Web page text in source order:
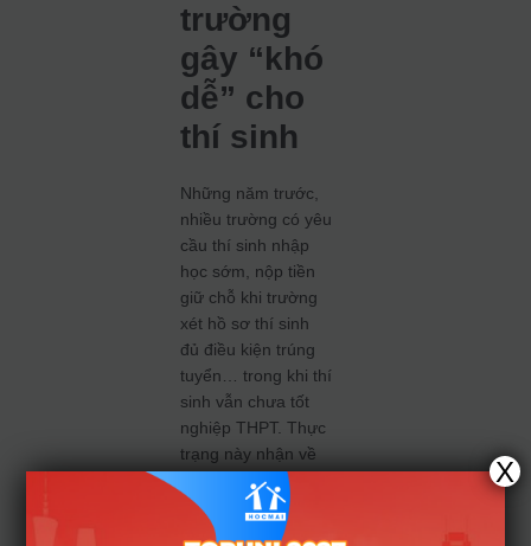
trường
gây “khó
dễ” cho
thí sinh
Những năm trước,
nhiều trường có yêu
cầu thí sinh nhập
học sớm, nộp tiền
giữ chỗ khi trường
xét hồ sơ thí sinh
đủ điều kiện trúng
tuyển… trong khi thí
sinh vẫn chưa tốt
nghiệp THPT. Thực
trạng này nhận về
phản ứng tiêu cực
trên các phương
tiện truyền thông,
X